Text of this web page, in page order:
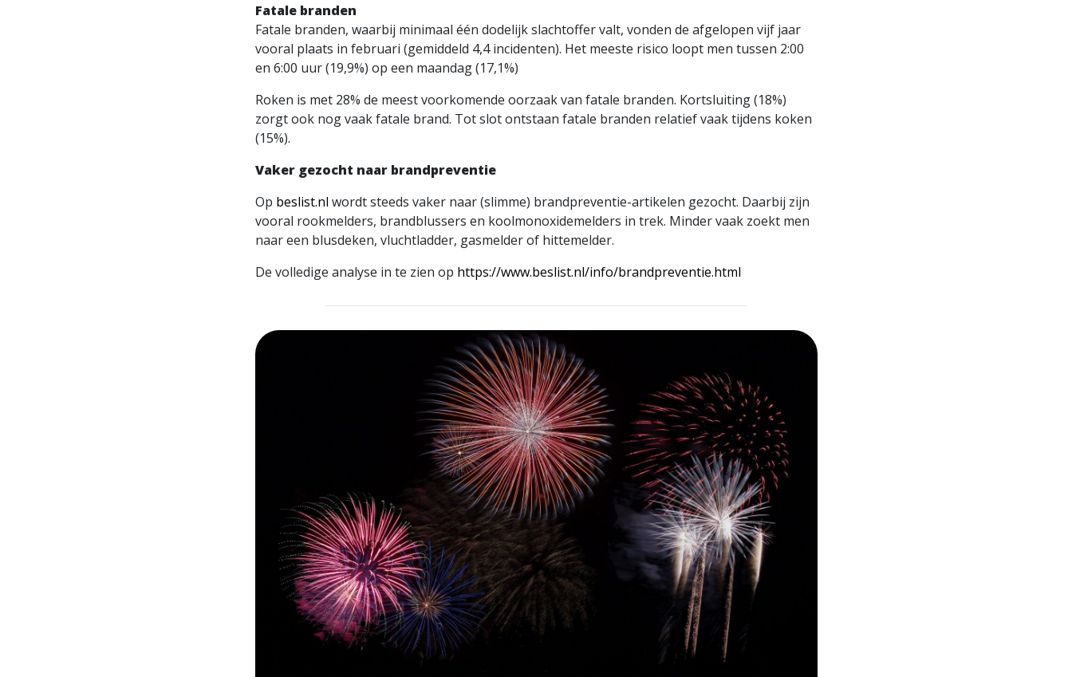
Fatale branden
Fatale branden, waarbij minimaal één dodelijk slachtoffer valt, vonden de afgelopen vijf jaar
vooral plaats in februari (gemiddeld 4,4 incidenten). Het meeste risico loopt men tussen 2:00
en 6:00 uur (19,9%) op een maandag (17,1%)
Roken is met 28% de meest voorkomende oorzaak van fatale branden. Kortsluiting (18%)
zorgt ook nog vaak fatale brand. Tot slot ontstaan fatale branden relatief vaak tijdens koken
(15%).
Vaker gezocht naar brandpreventie
Op beslist.nl wordt steeds vaker naar (slimme) brandpreventie-artikelen gezocht. Daarbij zijn
vooral rookmelders, brandblussers en koolmonoxidemelders in trek. Minder vaak zoekt men
naar een blusdeken, vluchtladder, gasmelder of hittemelder.
De volledige analyse in te zien op https://www.beslist.nl/info/brandpreventie.html